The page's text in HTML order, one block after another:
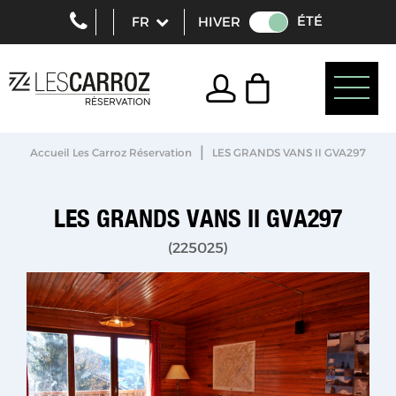
HIVER ÉTÉ
Accueil Les Carroz Réservation | LES GRANDS VANS II GVA297
LES GRANDS VANS II GVA297
(225025)